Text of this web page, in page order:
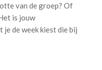
van de groep? Of
is jouw
de week kiest die bij